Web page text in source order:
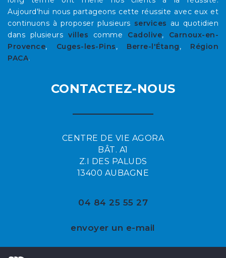
Aujourd'hui nous partageons cette réussite avec eux et
continuons à proposer plusieurs services au quotidien
dans plusieursvilles comme Cadolive, Carnoux-en-
Provence, Cuges-les-Pins, Berre-l'Étang, Région
PACA.
CONTACTEZ-NOUS
CENTRE DE VIE AGORA
BÂT. A1
Z.I DES PALUDS
13400 AUBAGNE
04 84 25 55 27
envoyer un e-mail